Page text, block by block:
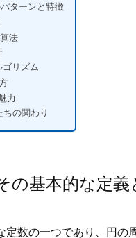
ターンと特徴
法
ゴリズム
力
の関わり
の基本的な定義
定数の一つであり、円の